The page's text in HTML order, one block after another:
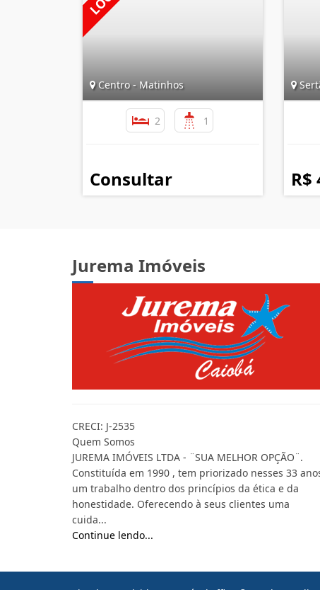
Centro - Matinhos
2 1
Consultar R$
Jurema Imóveis
CRECI: J-2535
Quem Somos
JUREMA IMÓVEIS LTDA - ¨SUA MELHOR OPÇÃO¨.
Constituída em 1990 , tem priorizado nesses 33
um trabalho dentro dos princípios da ética e da
honestidade. Oferecendo à seus clientes uma
cuida...
Continue lendo...